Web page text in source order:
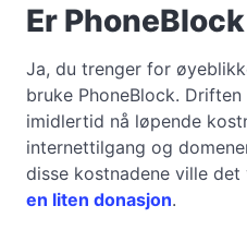
Er
Ja, du trenger for
bruke PhoneBlock.
imidlertid nå løpende
internettilgang og
disse kostnadene ville
en liten donasjon.